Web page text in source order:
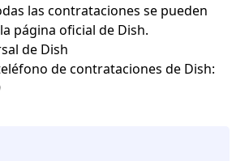
las contrataciones se pueden
página oficial de Dish.
de Dish
de contrataciones de Dish: